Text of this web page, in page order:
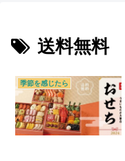
送料無料
季節を感じたら